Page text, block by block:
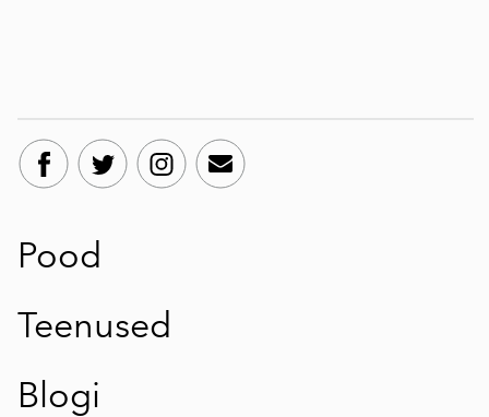
Pood
Teenused
Blogi